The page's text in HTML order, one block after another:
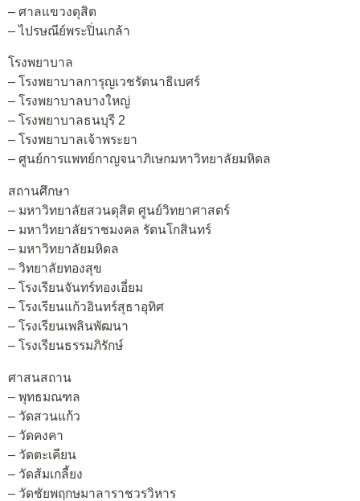
– ศาลแขวงดุสิต
– ไปรษณีย์พระปิ่นเกล้า
โรงพยาบาล
– โรงพยาบาลการุญเวชรัตนาธิเบศร์
– โรงพยาบาลบางใหญ่
– โรงพยาบาลธนบุรี 2
– โรงพยาบาลเจ้าพระยา
– ศูนย์การแพทย์กาญจนาภิเษกมหาวิทยาลัยมหิดล
สถานศึกษา
– มหาวิทยาลัยสวนดุสิต ศูนย์วิทยาศาสตร์
– มหาวิทยาลัยราชมงคล รัตนโกสินทร์
– มหาวิทยาลัยมหิดล
– วิทยาลัยทองสุข
– โรงเรียนจันทร์ทองเอี่ยม
– โรงเรียนแก้วอินทร์สุธาอุทิศ
– โรงเรียนเพลินพัฒนา
– โรงเรียนธรรมภิรักษ์
ศาสนสถาน
– พุทธมณฑล
– วัดสวนแก้ว
– วัดคงคา
– วัดตะเคียน
– วัดส้มเกลี้ยง
– วัดชัยพฤกษมาลาราชวรวิหาร